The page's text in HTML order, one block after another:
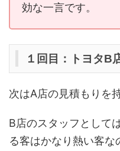
効な一言です。
１回目：トヨタB
次はA店の見積もりを
B店のスタッフとして
る客はかなり熱い客な